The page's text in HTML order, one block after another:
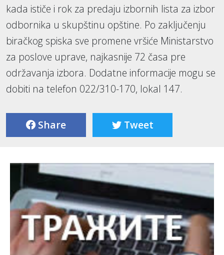
kada ističe i rok za predaju izbornih lista za izbor
odbornika u skupštinu opštine. Po zaključenju
biračkog spiska sve promene vršiće Ministarstvo
za poslove uprave, najkasnije 72 časa pre
održavanja izbora. Dodatne informacije mogu se
dobiti na telefon 022/310-170, lokal 147.
Share Tweet